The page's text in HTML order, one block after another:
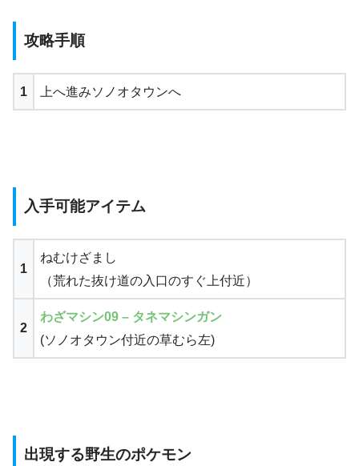
攻略手順
1 上へ進みソノオタウンへ
入手可能アイテム
1
ねむけざまし
（荒れた抜け道の入口のすぐ上付近）
2
わざマシン09 – タネマシンガン
(ソノオタウン付近の草むら左)
出現する野生のポケモン